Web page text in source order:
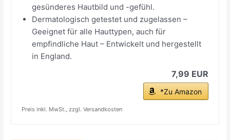
gesünderes Hautbild und -gefühl.
Dermatologisch getestet und zugelassen –
Geeignet für alle Hauttypen, auch für
empfindliche Haut – Entwickelt und hergestellt
in England.
7,99 EUR
*Zu Amazon
Preis inkl. MwSt., zzgl. Versandkosten